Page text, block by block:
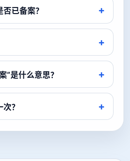
已备案？
”是什么意思？
？